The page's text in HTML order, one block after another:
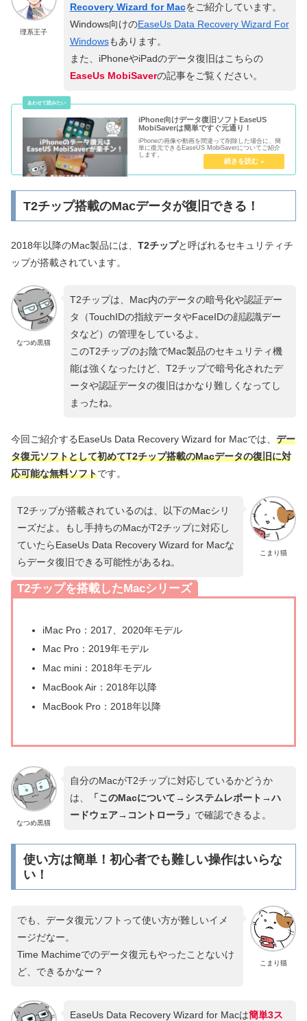
理系王子
Recovery Wizard for Macをご紹介しています。
Windows向けのEaseUs Data Recovery Wizard For
Windowsもあります。
また、iPhoneやiPadのデータ復旧はこちらの
EaseUs MobiSaverの記事をご覧ください。
iPhone向けデータ復旧ソフトEaseUS
MobiSaverは簡単ですぐ元通り！
iPhoneの画像や動画を間違って削除した場合に、簡
単に復元できるEaseUS MobiSaverについてご紹介
します。
T2チップ搭載のMacデータが復旧できる！
2018年以降のMac製品には、 T2チップと呼ばれるセキュリティチ
ップが搭載されています。
なつめ黒猫
T2チップは、Mac内のデータの暗号化や認証デー
タ（TouchIDの指紋データやFaceIDの顔認識デー
タなど）の管理をしているよ。
このT2チップのお陰でMac製品のセキュリティ機
能は強くなったけど、T2チップで暗号化されたデ
ータや認証データの復旧はかなり難しくなってし
まったね。
今回ご紹介するEaseUs Data Recovery Wizard for Macでは、 デー
タ復元ソフトとして初めてT2チップ搭載のMacデータの復旧に対
応可能な無料ソフトです。
こまり猫
T2チップが搭載されているのは、以下のMacシリ
ーズだよ。もし手持ちのMacがT2チップに対応し
ていたらEaseUs Data Recovery Wizard for Macな
らデータ復旧できる可能性があるね。
T2チップを搭載したMacシリーズ
iMac Pro：2017、2020年モデル
Mac Pro：2019年モデル
Mac mini：2018年モデル
MacBook Air：2018年以降
MacBook Pro：2018年以降
なつめ黒猫
自分のMacがT2チップに対応しているかどうか
は、
「このMacについて→システムレポート→ハ
ードウェア→コントローラ」 で確認できるよ。
使い方は簡単！初心者でも難しい操作はいらな
い！
こまり猫
でも、データ復元ソフトって使い方が難しいイメ
ージだなー。
Time Machimeでのデータ復元もやったことないけ
ど、できるかなー？
EaseUs Data Recovery Wizard for Macは簡単3ス